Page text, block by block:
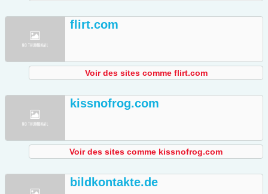
flirt.com
Voir des sites comme flirt.com
kissnofrog.com
Voir des sites comme kissnofrog.com
bildkontakte.de